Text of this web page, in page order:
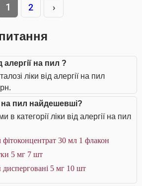
1 2 ›
алергії на пил ?
ліки від алергії на пил
на пил найдешевші?
категорії ліки від алергії на пил
30 мл 1 флакон
5 мг 7 шт
дисперговані 5 мг 10 шт